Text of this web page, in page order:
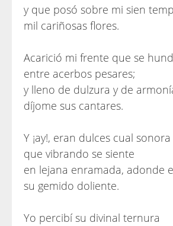
y que posó sobre mi sien
mil cariñosas flores.
Acarició mi frente que se
entre acerbos pesares;
y lleno de dulzura y de
díjome sus cantares.
Y ¡ay!, eran dulces cual
que vibrando se siente
en lejana enramada, adonde
su gemido doliente.
Yo percibí su divinal ternura